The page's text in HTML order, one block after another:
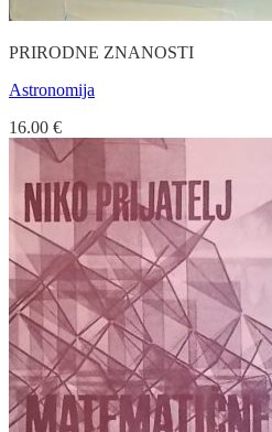
PRIRODNE ZNANOSTI
Astronomija
16.00 €